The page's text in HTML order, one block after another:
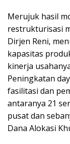
Merujuk hasil
restrukturisasi
Dirjen Reni,
kapasitas
kinerja
Peningkatan
fasilitasi dan
antaranya 21
pusat dan
Dana Alokasi